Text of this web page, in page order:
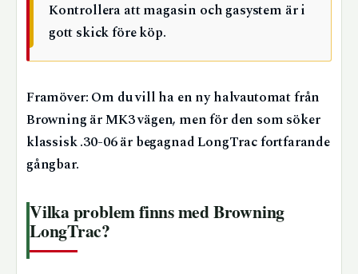
Kontrollera att magasin och gasystem är i
gott skick före köp.
Framöver: Om du vill ha en ny halvautomat från
Browning är MK3 vägen, men för den som söker
klassisk .30-06 är begagnad LongTrac fortfarande
gångbar.
Vilka problem finns med Browning
LongTrac?